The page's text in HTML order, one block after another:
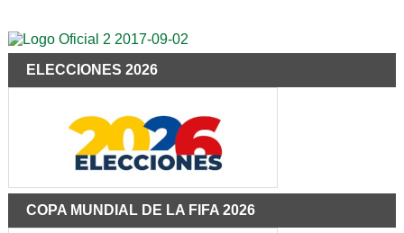
ELECCIONES 2026
COPA MUNDIAL DE LA FIFA 2026